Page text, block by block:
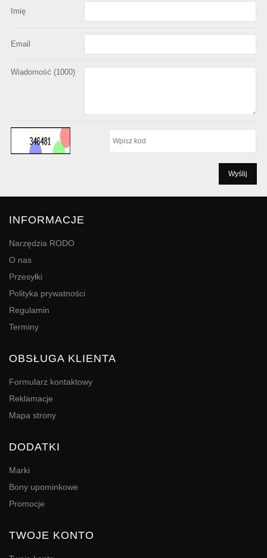
Imię
Email
Wiadomość (1000)
INFORMACJE
Narzędzia RODO
O nas
Przesyłki
Polityka prywatności
Regulamin
Terminy
OBSŁUGA KLIENTA
Formularz kontaktowy
Reklamacje
Mapa strony
DODATKI
Marki
Bony upominkowe
Promocje
TWOJE KONTO